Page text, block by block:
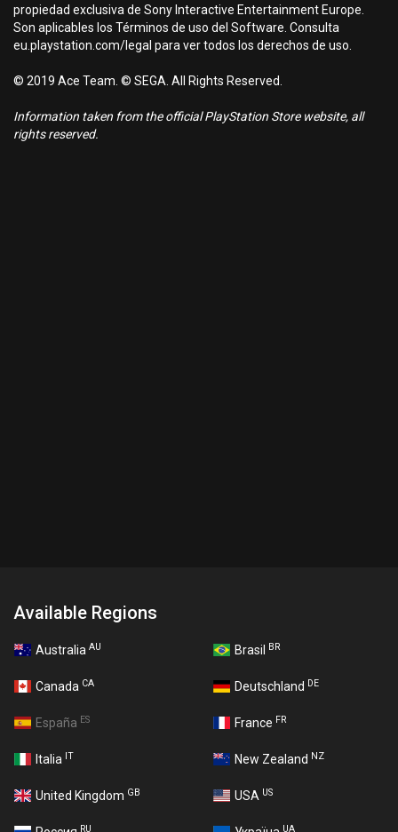
propiedad exclusiva de Sony Interactive Entertainment Europe.
Son aplicables los Términos de uso del Software. Consulta
eu.playstation.com/legal para ver todos los derechos de uso.
© 2019 Ace Team. © SEGA. All Rights Reserved.
Information taken from the official PlayStation Store website, all
rights reserved.
Available Regions
Australia AU Brasil BR
Canada CA Deutschland DE
España ES France FR
Italia IT New Zealand NZ
United Kingdom GB USA US
RU UA